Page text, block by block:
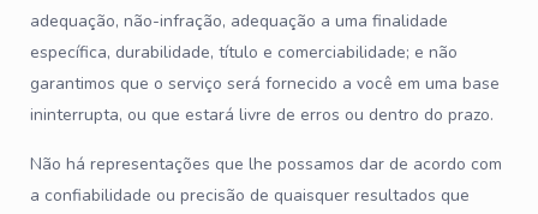
adequação, não-infração, adequação a uma finalidade
específica, durabilidade, título e comerciabilidade; e não
garantimos que o serviço será fornecido a você em uma base
ininterrupta, ou que estará livre de erros ou dentro do prazo.
Não há representações que lhe possamos dar de acordo com
a confiabilidade ou precisão de quaisquer resultados que